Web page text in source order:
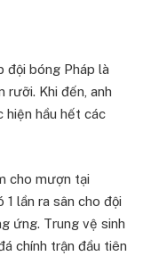
đội bóng Pháp là
rưỡi. Khi đến, anh
hầu hết các
cho mượn tại
lần ra sân cho đội
ứng. Trung vệ sinh
chính trận đầu tiên